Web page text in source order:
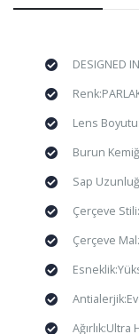
DESIGNED
Lens
Burun
Sap
Çerçeve
Çerçeve
Ağırlık:Ultra